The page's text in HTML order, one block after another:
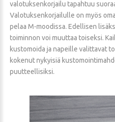
valotuksenkorjailu tapahtuu
Valotuksenkorjailulle on myös
pelaa M-moodissa. Edellisen
toiminnon voi muuttaa toiseksi.
kustomoida ja napeille valittavat
kokenut nykyisiä
puutteellisiksi.